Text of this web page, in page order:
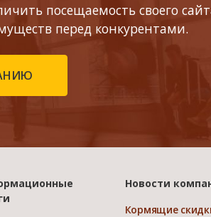
посещаемость своего
перед конкурентами.
Новости
Кормящие